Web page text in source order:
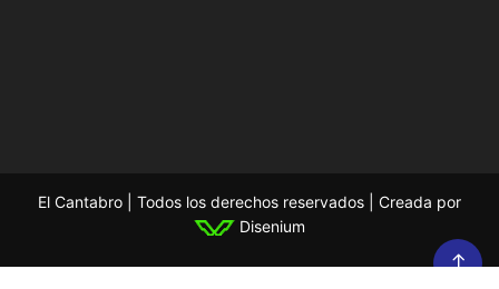
El Cantabro | Todos los derechos reservados | Creada por
Disenium